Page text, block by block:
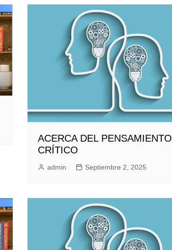
ACERCA DEL PENSAMIENTO
CRÍTICO
admin Septiembre 2, 2025